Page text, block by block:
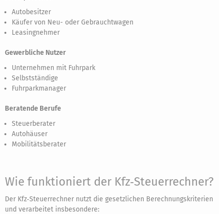
Autobesitzer
Käufer von Neu- oder Gebrauchtwagen
Leasingnehmer
Gewerbliche Nutzer
Unternehmen mit Fuhrpark
Selbstständige
Fuhrparkmanager
Beratende Berufe
Steuerberater
Autohäuser
Mobilitätsberater
Wie funktioniert der Kfz‑Steuerrechner?
Der Kfz‑Steuerrechner nutzt die gesetzlichen Berechnungskriterien
und verarbeitet insbesondere: